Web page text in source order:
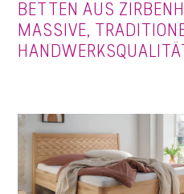
BETTEN AUS
MASSIVE,